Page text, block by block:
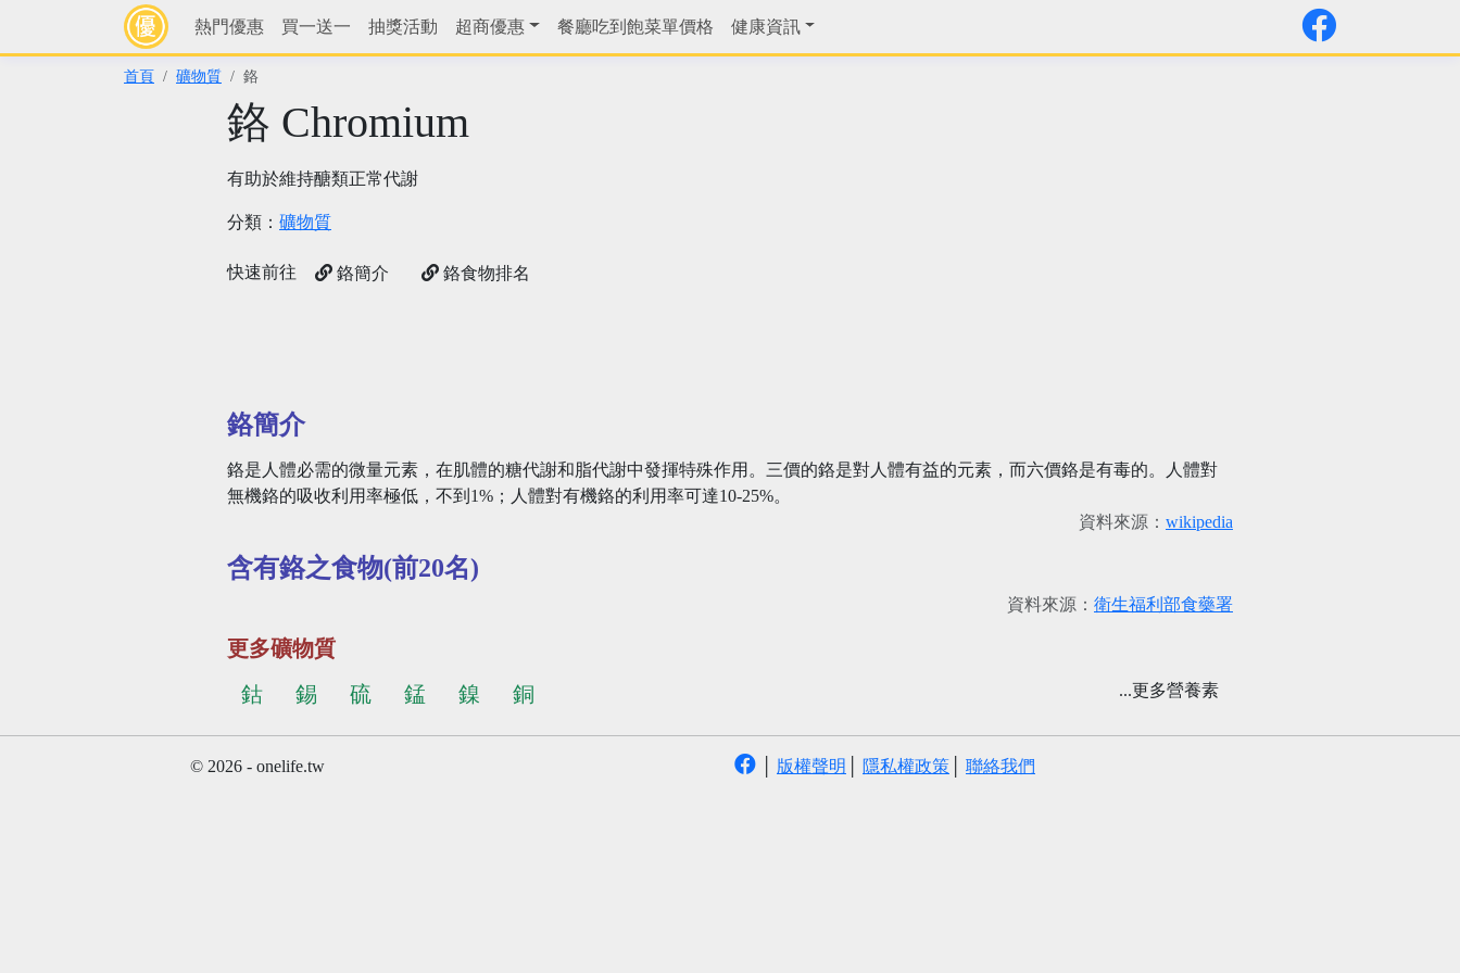
熱門優惠 買一送一 抽獎活動 超商優惠 餐廳吃到飽菜單價格 健康資訊
首頁 礦物質 鉻
鉻 Chromium
有助於維持醣類正常代謝
分類： 礦物質
快速前往 鉻簡介 鉻食物排名
鉻簡介
鉻是人體必需的微量元素，在肌體的糖代謝和脂代謝中發揮特殊作用。三價的鉻是對人體有益的元素，而六價鉻是有毒的。人體對
無機鉻的吸收利用率極低，不到1%；人體對有機鉻的利用率可達10-25%。
資料來源： wikipedia
含有鉻之食物(前20名)
資料來源： 衛生福利部食藥署
更多礦物質
鈷
錫 硫 錳 鎳 銅 ...更多營養素
© 2026 - onelife.tw 版權聲明 隱私權政策 聯絡我們